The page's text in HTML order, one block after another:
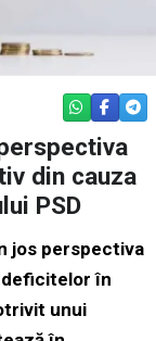
WHATSAPP
din cauza
PSD
jos perspectiva
deficitelor în
unui